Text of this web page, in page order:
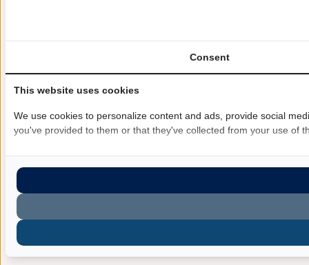
Consent
This website uses cookies
We use cookies to personalize content and ads, provide social
you've provided to them or that they've collected from your use of